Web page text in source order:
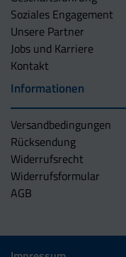
Soziales Engagement
Unsere Partner
Jobs und Karriere
Kontakt
Informationen
Versandbedingungen
Rücksendung
Widerrufsrecht
Widerrufsformular
AGB